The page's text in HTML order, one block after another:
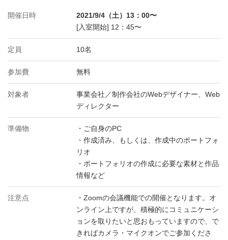
開催日時
2021/9/4（土）13：00〜
[入室開始] 12：45〜
定員 10名
参加費 無料
対象者
事業会社／制作会社のWebデザイナー、Web
ディレクター
準備物
・ご自身のPC
・作成済み、もしくは、作成中のポートフォ
リオ
・ポートフォリオの作成に必要な素材と作品
情報など
注意点
・Zoomの会議機能での開催となります。オ
ンライン上ですが、積極的にコミュニケーシ
ョンを取りたいと思おもっていますので、で
きればカメラ・マイクオンでご参加くださ